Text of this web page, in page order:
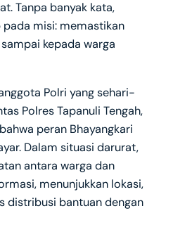
Tanpa banyak kata,
misi: memastikan
kepada warga
Polri yang sehari-
Polres Tapanuli Tengah,
peran Bhayangkari
Dalam situasi darurat,
antara warga dan
menunjukkan lokasi,
distribusi bantuan dengan